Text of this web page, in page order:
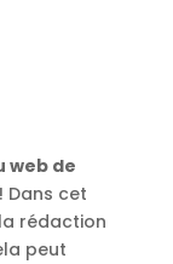
web de
Dans cet
rédaction
peut